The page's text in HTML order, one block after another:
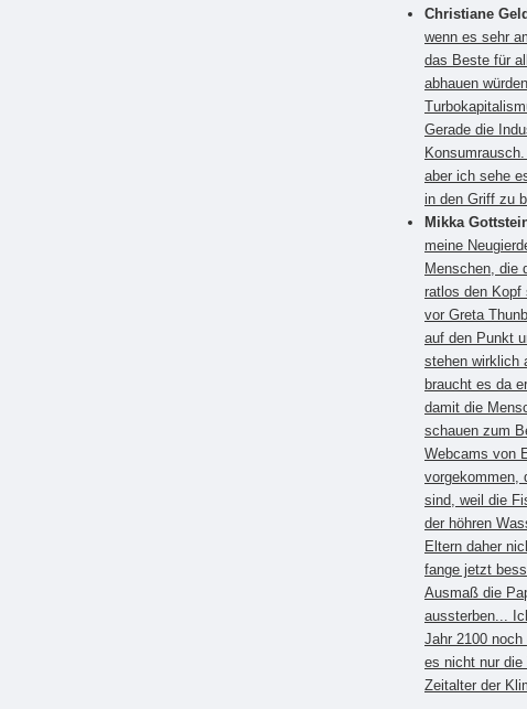
Christiane
wenn es sehr
das Beste für
abhauen
Gerade die
aber ich sehe
in den Griff zu
Mikka
meine
Menschen, die
ratlos den Kopf
vor Greta
auf den Punkt
stehen wirklich
braucht es da
damit die
schauen zum
Webcams von
vorgekommen,
sind, weil die
der höhren
Eltern daher
fange jetzt
Ausmaß die
aussterben...
Jahr 2100
es nicht nur die
Zeitalter der